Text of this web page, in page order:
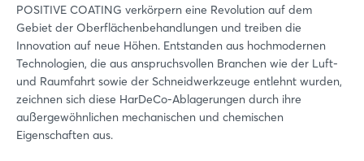
POSITIVE COATING verkörpern eine Revolution auf dem
Gebiet der Oberflächenbehandlungen und treiben die
Innovation auf neue Höhen. Entstanden aus hochmodernen
Technologien, die aus anspruchsvollen Branchen wie der Luft-
und Raumfahrt sowie der Schneidwerkzeuge entlehnt wurden,
zeichnen sich diese HarDeCo-Ablagerungen durch ihre
außergewöhnlichen mechanischen und chemischen
Eigenschaften aus.